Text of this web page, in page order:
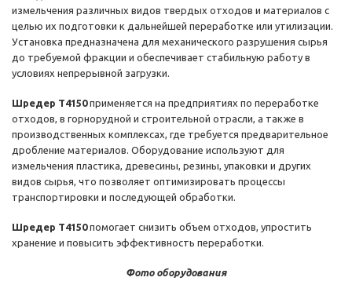
измельчения различных видов твердых отходов и материалов с
целью их подготовки к дальнейшей переработке или утилизации.
Установка предназначена для механического разрушения сырья
до требуемой фракции и обеспечивает стабильную работу в
условиях непрерывной загрузки.
Шредер T4150применяется на предприятиях по переработке
отходов, в горнорудной и строительной отрасли, а также в
производственных комплексах, где требуется предварительное
дробление материалов. Оборудование используют для
измельчения пластика, древесины, резины, упаковки и других
видов сырья, что позволяет оптимизировать процессы
транспортировки и последующей обработки.
Шредер T4150помогает снизить объем отходов, упростить
хранение и повысить эффективность переработки.
Фото оборудования